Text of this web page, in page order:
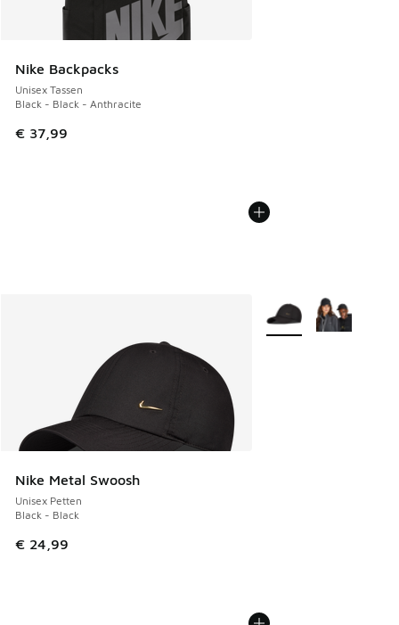
Nike Backpacks
Unisex Tassen
Black - Black - Anthracite
€ 37,99
Nike Metal Swoosh
Unisex Petten
Black - Black
€ 24,99
Meer kleuren